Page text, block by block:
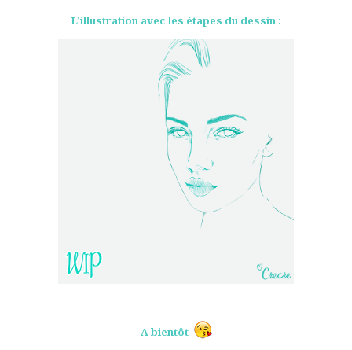
L’illustration avec les étapes du dessin :
A bientôt